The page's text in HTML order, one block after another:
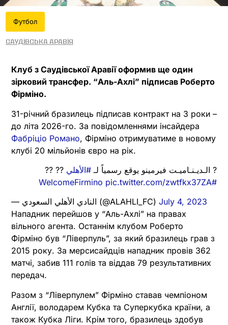
Футбол
Саудівська Аравія
Клуб з Саудівської Аравії оформив ще один
зірковий трансфер. “Аль-Ахлі” підписав Роберто
Фірміно.
31-річний бразилець підписав контракт на 3 роки –
до літа 2026-го. За повідомленнями інсайдера
Фабріціо Романо, Фірміно отримуватиме в новому
клубі 20 мільйонів євро на рік.
? الـديـنـاميـت فيرمينو يوقع رسمياً لـ #الأهلي ?? ??
#WelcomeFirmino
pic.twitter.com/zwtfkx37ZA
— النادي الأهلي السعودي (@ALAHLI_FC) July 4, 2023
Нападник перейшов у “Аль-Ахлі” на правах
вільного агента. Останнім клубом Роберто
Фірміно був “Ліверпуль”, за який бразилець грав з
2015 року. За мерсисайдців нападник провів 362
матчі, забив 111 голів та віддав 79 результативних
передач.
Разом з “Ліверпулем” Фірміно ставав чемпіоном
Англії, володарем Кубка та Суперкубка країни, а
також Кубка Ліги. Крім того, бразилець здобув